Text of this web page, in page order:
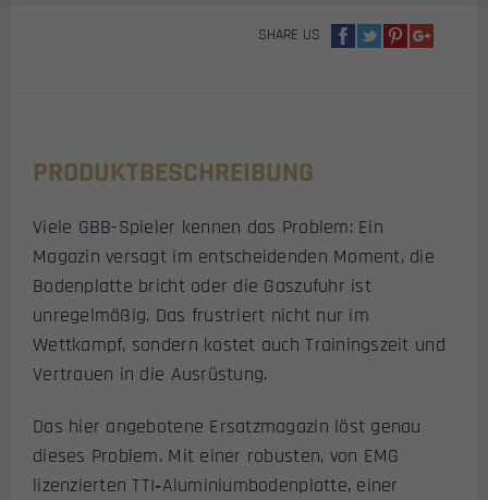
SHARE US
PRODUKTBESCHREIBUNG
Viele GBB-Spieler kennen das Problem: Ein
Magazin versagt im entscheidenden Moment, die
Bodenplatte bricht oder die Gaszufuhr ist
unregelmäßig. Das frustriert nicht nur im
Wettkampf, sondern kostet auch Trainingszeit und
Vertrauen in die Ausrüstung.
Das hier angebotene Ersatzmagazin löst genau
dieses Problem. Mit einer robusten, von EMG
lizenzierten TTI‑Aluminiumbodenplatte, einer